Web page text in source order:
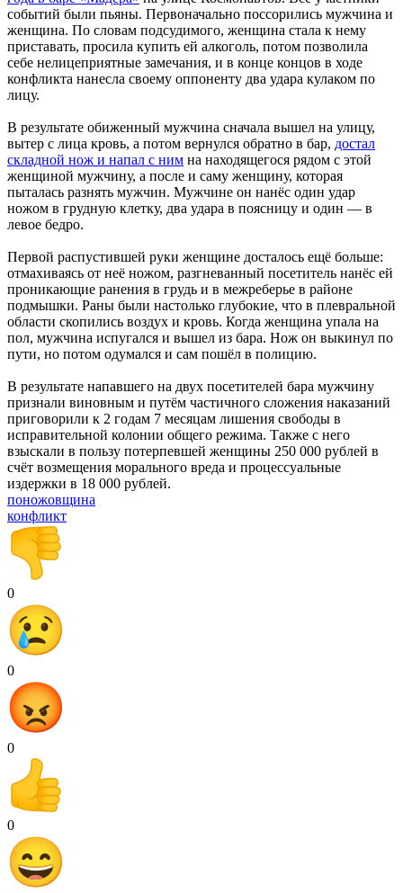
событий были пьяны. Первоначально поссорились мужчина и
женщина. По словам подсудимого, женщина стала к нему
приставать, просила купить ей алкоголь, потом позволила
себе нелицеприятные замечания, и в конце концов в ходе
конфликта нанесла своему оппоненту два удара кулаком по
лицу.
В результате обиженный мужчина сначала вышел на улицу,
вытер с лица кровь, а потом вернулся обратно в бар, достал
складной нож и напал с ним на находящегося рядом с этой
женщиной мужчину, а после и саму женщину, которая
пыталась разнять мужчин. Мужчине он нанёс один удар
ножом в грудную клетку, два удара в поясницу и один — в
левое бедро.
Первой распустившей руки женщине досталось ещё больше:
отмахиваясь от неё ножом, разгневанный посетитель нанёс ей
проникающие ранения в грудь и в межреберье в районе
подмышки. Раны были настолько глубокие, что в плевральной
области скопились воздух и кровь. Когда женщина упала на
пол, мужчина испугался и вышел из бара. Нож он выкинул по
пути, но потом одумался и сам пошёл в полицию.
В результате напавшего на двух посетителей бара мужчину
признали виновным и путём частичного сложения наказаний
приговорили к 2 годам 7 месяцам лишения свободы в
исправительной колонии общего режима. Также с него
взыскали в пользу потерпевшей женщины 250 000 рублей в
счёт возмещения морального вреда и процессуальные
издержки в 18 000 рублей.
поножовщина
конфликт
0
0
0
0